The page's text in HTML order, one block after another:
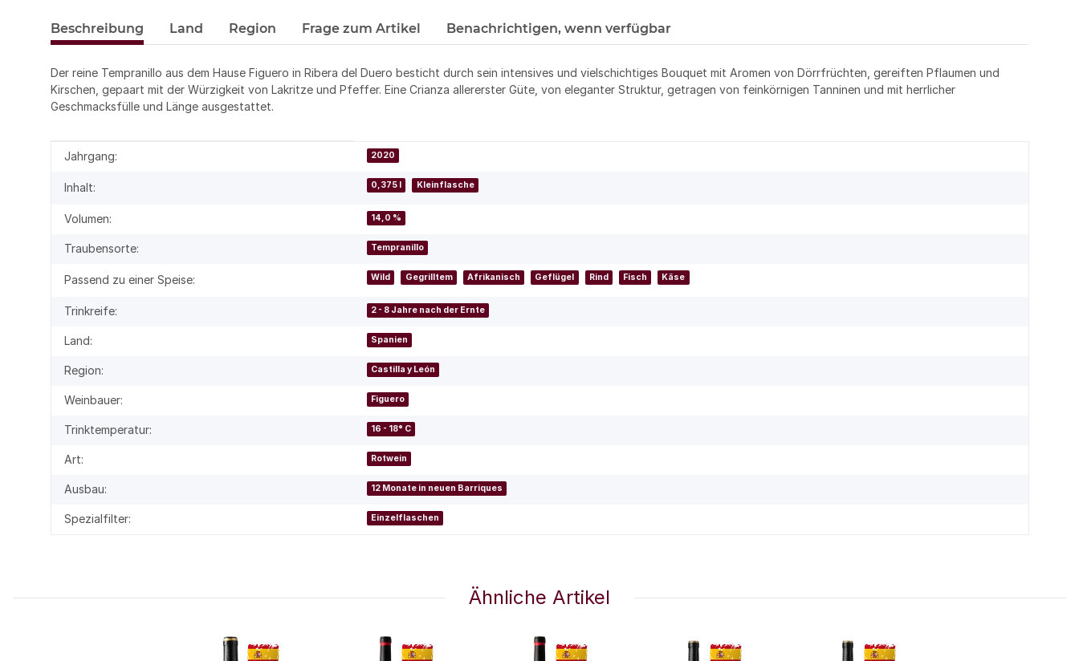
Beschreibung Land Region Frage zum Artikel Benachrichtigen, wenn verfügbar
Der reine Tempranillo aus dem Hause Figuero in Ribera del Duero besticht durch sein intensives und vielschichtiges Bouquet mit Aromen von Dörrfrüchten, gereiften Pflaumen und
Kirschen, gepaart mit der Würzigkeit von Lakritze und Pfeffer. Eine Crianza allererster Güte, von eleganter Struktur, getragen von feinkörnigen Tanninen und mit herrlicher
Geschmacksfülle und Länge ausgestattet.
Produkteigenschaft
Wert
Jahrgang: 2020
Inhalt: 0,375 l Kleinflasche
Volumen: 14,0 %
Traubensorte: Tempranillo
Passend zu einer Speise: Wild Gegrilltem Afrikanisch Geflügel Rind Fisch Käse
Trinkreife: 2 - 8 Jahre nach der Ernte
Land: Spanien
Region: Castilla y León
Weinbauer: Figuero
Trinktemperatur: 16 - 18° C
Art: Rotwein
Ausbau: 12 Monate in neuen Barriques
Spezialfilter: Einzelflaschen
Ähnliche Artikel